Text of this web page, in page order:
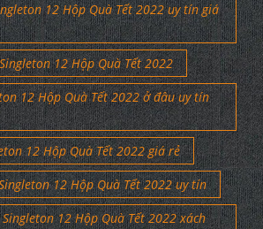
12 Hộp Quà Tết 2022 uy tín giá
12 Hộp Quà Tết 2022
12 Hộp Quà Tết 2022 ở đâu uy tín
12 Hộp Quà Tết 2022 giá rẻ
12 Hộp Quà Tết 2022 uy tín
12 Hộp Quà Tết 2022 xách